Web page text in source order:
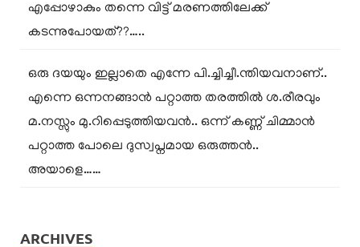
എപ്പോഴാകും തന്നെ വിട്ട് മരണത്തിലേക്ക്
കടന്നുപോയത്??…..
ഒരു ദയയും ഇല്ലാതെ എന്നേ പി.ച്ചിച്ചീ.ന്തിയവനാണ്..
എന്നെ ഒന്നനങ്ങാൻ പറ്റാത്ത തരത്തിൽ ശ.രീരവും
മ.നസ്സും മു.റിപ്പെടുത്തിയവൻ.. ഒന്ന് കണ്ണ് ചിമ്മാൻ
പറ്റാത്ത പോലെ ദുസ്വപ്നമായ ഒരുത്തൻ..
അയാളെ……
ARCHIVES